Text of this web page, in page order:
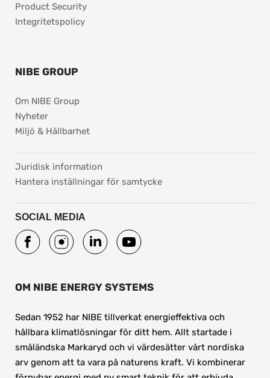
OM NIBE ENERGY SYSTEMS
Sedan 1952 har NIBE tillverkat energieffektiva och
hållbara klimatlösningar för ditt hem. Allt startade i
småländska Markaryd och vi värdesätter vårt nordiska
arv genom att ta vara på naturens kraft. Vi kombinerar
Product Security
Integritetspolicy
NIBE GROUP
Om NIBE Group
Nyheter
Miljö & Hållbarhet
Juridisk information
Hantera inställningar för samtycke
SOCIAL MEDIA